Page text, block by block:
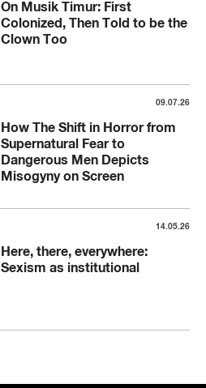
On Musik Timur: First
Colonized, Then Told to be the
Clown Too
09.07.26
How The Shift in Horror from
Supernatural Fear to
Dangerous Men Depicts
Misogyny on Screen
14.05.26
Here, there, everywhere:
Sexism as institutional